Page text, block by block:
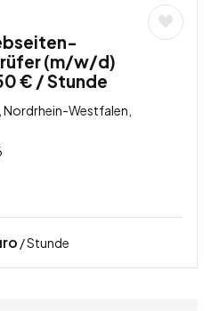
(m/w/d)
€ / Stunde
Nordrhein-Westfalen,
/ Stunde